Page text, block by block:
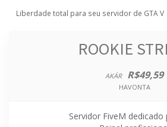
Liberdade total para seu servidor de GTA V
ROOKIE
AKÁR R$49,59
HAVONTA
Servidor FiveM dedicado